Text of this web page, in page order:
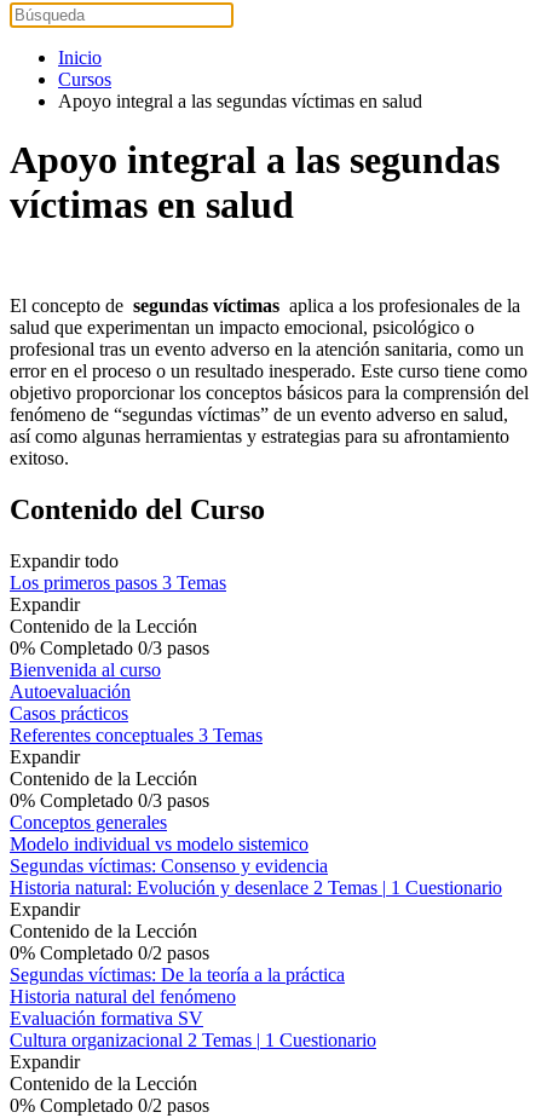
Inicio
Cursos
Apoyo integral a las segundas víctimas en salud
Apoyo integral a las segundas
víctimas en salud
El concepto de segundas víctimas aplica a los profesionales de la
salud que experimentan un impacto emocional, psicológico o
profesional tras un evento adverso en la atención sanitaria, como un
error en el proceso o un resultado inesperado. Este curso tiene como
objetivo proporcionar los conceptos básicos para la comprensión del
fenómeno de “segundas víctimas” de un evento adverso en salud,
así como algunas herramientas y estrategias para su afrontamiento
exitoso.
Contenido del Curso
Expandir todo
Los primeros pasos 3 Temas
Expandir
Contenido de la Lección
0% Completado 0/3 pasos
Bienvenida al curso
Autoevaluación
Casos prácticos
Referentes conceptuales 3 Temas
Expandir
Contenido de la Lección
0% Completado 0/3 pasos
Conceptos generales
Modelo individual vs modelo sistemico
Segundas víctimas: Consenso y evidencia
Historia natural: Evolución y desenlace 2 Temas | 1 Cuestionario
Expandir
Contenido de la Lección
0% Completado 0/2 pasos
Segundas víctimas: De la teoría a la práctica
Historia natural del fenómeno
Evaluación formativa SV
Cultura organizacional 2 Temas | 1 Cuestionario
Expandir
Contenido de la Lección
0% Completado 0/2 pasos